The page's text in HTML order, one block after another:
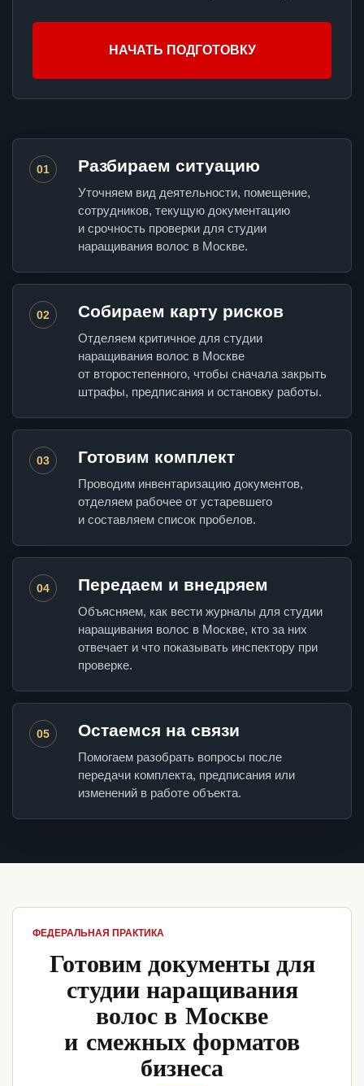
НАЧАТЬ ПОДГОТОВКУ
01 Разбираем ситуацию
Уточняем вид деятельности, помещение,
сотрудников, текущую документацию
и срочность проверки для студии
наращивания волос в Москве.
02 Собираем карту рисков
Отделяем критичное для студии
наращивания волос в Москве
от второстепенного, чтобы сначала закрыть
штрафы, предписания и остановку работы.
03 Готовим комплект
Проводим инвентаризацию документов,
отделяем рабочее от устаревшего
и составляем список пробелов.
04 Передаем и внедряем
Объясняем, как вести журналы для студии
наращивания волос в Москве, кто за них
отвечает и что показывать инспектору при
проверке.
05 Остаемся на связи
Помогаем разобрать вопросы после
передачи комплекта, предписания или
изменений в работе объекта.
ФЕДЕРАЛЬНАЯ ПРАКТИКА
Готовим документы для
студии наращивания
волос в Москве
и смежных форматов
бизнеса